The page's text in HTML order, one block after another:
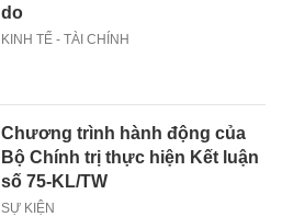
do
KINH TẾ - TÀI CHÍNH
Chương trình hành động của
Bộ Chính trị thực hiện Kết luận
số 75-KL/TW
SỰ KIỆN